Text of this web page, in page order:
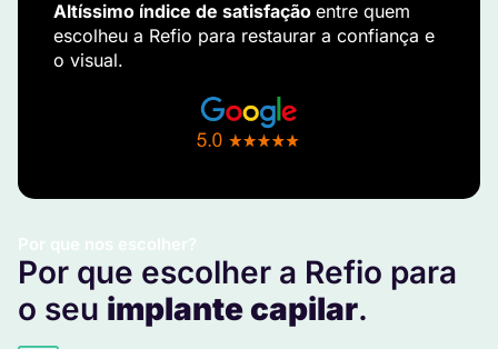
Por que nos escolher?
Por que escolher a Refio para
o seu implante capilar.
Altíssimo índice de satisfação entre quem
escolheu a Refio para restaurar a confiança e
o visual.